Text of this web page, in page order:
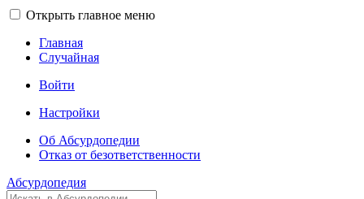
Открыть главное меню
Главная
Случайная
Войти
Настройки
Об Абсурдопедии
Отказ от безответственности
Абсурдопедия